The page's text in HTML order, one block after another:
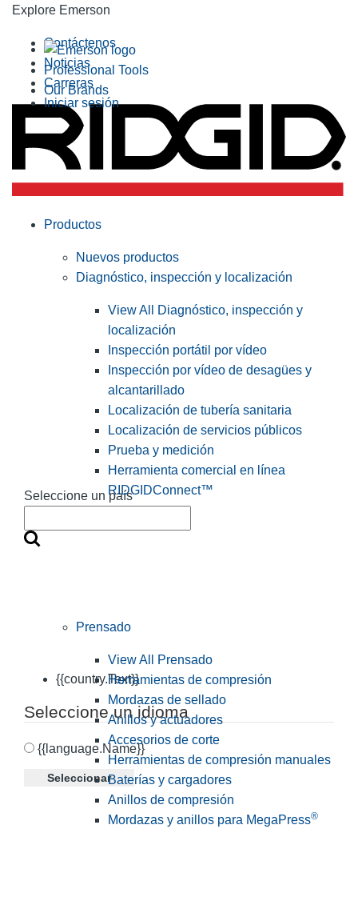
Explore Emerson
Professional Tools
Our Brands
Contáctenos
Noticias
Carreras
Iniciar sesión
Seleccione un país
{{country.Text}}
Seleccione un idioma
{{language.Name}}
Seleccionar
Productos
Nuevos productos
Diagnóstico, inspección y localización
View All Diagnóstico, inspección y
localización
Inspección portátil por vídeo
Inspección por vídeo de desagües y
alcantarillado
Localización de tubería sanitaria
Localización de servicios públicos
Prueba y medición
Herramienta comercial en línea
RIDGIDConnect™
Prensado
View All Prensado
Herramientas de compresión
Mordazas de sellado
Anillos y actuadores
Accesorios de corte
Herramientas de compresión manuales
Baterías y cargadores
Anillos de compresión
Mordazas y anillos para MegaPress®